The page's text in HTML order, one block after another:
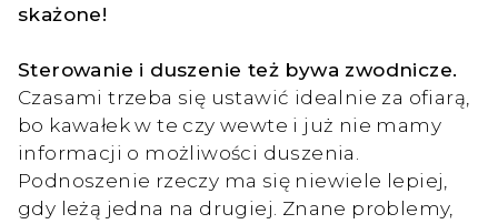
skażone!
Sterowanie i duszenie też bywa zwodnicze.
Czasami trzeba się ustawić idealnie za ofiarą,
bo kawałek w te czy wewte i już nie mamy
informacji o możliwości duszenia.
Podnoszenie rzeczy ma się niewiele lepiej,
gdy leżą jedna na drugiej. Znane problemy,